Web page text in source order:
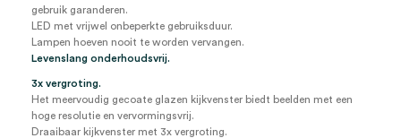
gebruik garanderen.
LED met vrijwel onbeperkte gebruiksduur.
Lampen hoeven nooit te worden vervangen.
Levenslang onderhoudsvrij.
3x vergroting.
Het meervoudig gecoate glazen kijkvenster biedt beelden met een
hoge resolutie en vervormingsvrij.
Draaibaar kijkvenster met 3x vergroting.